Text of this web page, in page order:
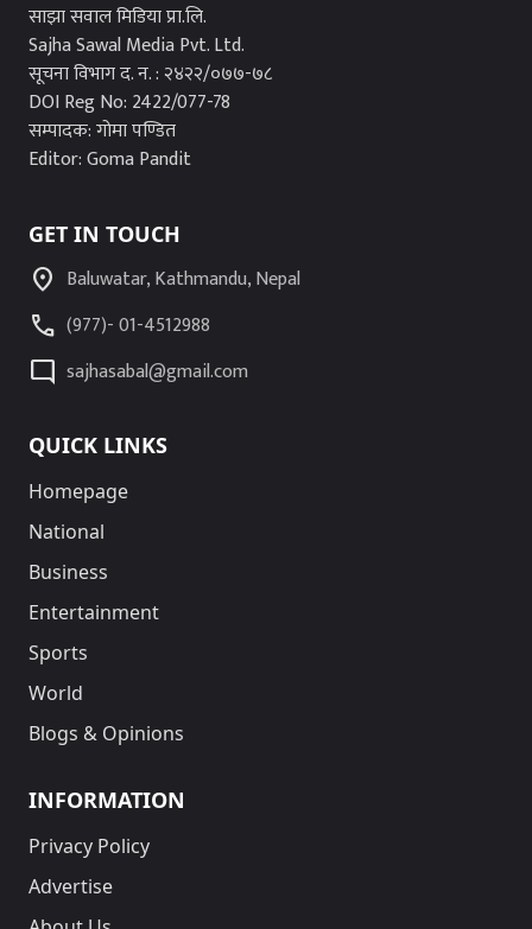
साझा सवाल मिडिया प्रा.लि.
Sajha Sawal Media Pvt. Ltd.
सूचना विभाग द. न. : २४२२/०७७-७८
DOI Reg No: 2422/077-78
सम्पादक: गोमा पण्डित
Editor: Goma Pandit
GET IN TOUCH
location_on Baluwatar, Kathmandu, Nepal
call (977)- 01-4512988
mode_comment sajhasabal@gmail.com
QUICK LINKS
Homepage
National
Business
Entertainment
Sports
World
Blogs & Opinions
INFORMATION
Privacy Policy
Advertise